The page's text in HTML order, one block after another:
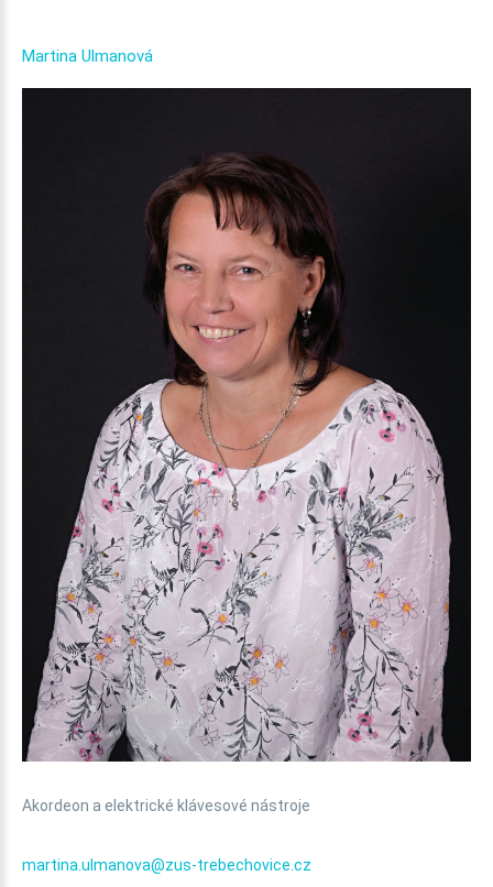
Martina Ulmanová
Akordeon a elektrické klávesové nástroje
martina.ulmanova@zus-trebechovice.cz